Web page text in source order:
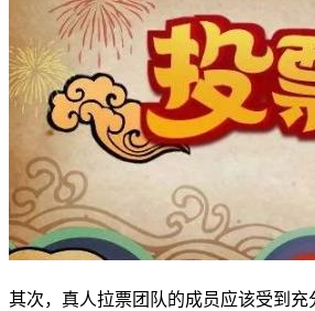
其次，真人拉票团队的成员应该受到充